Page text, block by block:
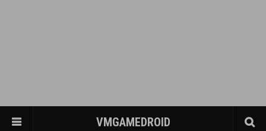
VMGAMEDROID